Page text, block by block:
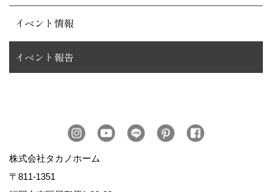
イベント情報
イベント報告
株式会社タカノホーム
〒811-1351